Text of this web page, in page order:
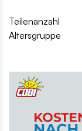
Teilenanzahl
Altersgruppe